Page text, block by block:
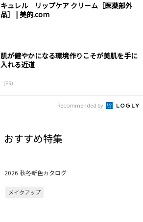
キュレル リップケア クリーム［医薬部外
品］ | 美的.com
肌が健やかになる環境作りこそが美肌を手に
入れる近道
（PR）
Recommended by
おすすめ特集
2026 秋冬新色カタログ
メイクアップ